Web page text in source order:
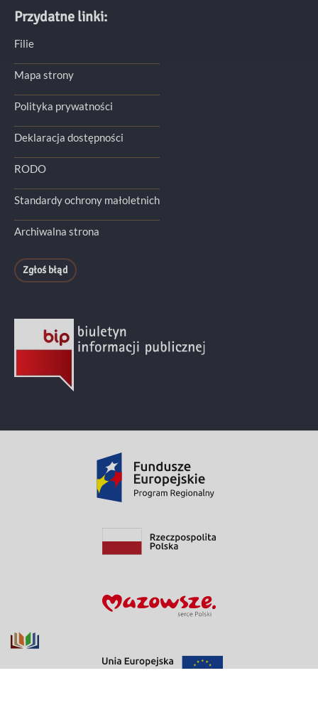
Przydatne linki:
Filie
Mapa strony
Polityka prywatności
Deklaracja dostępności
RODO
Standardy ochrony małoletnich
Archiwalna strona
Zgłoś błąd